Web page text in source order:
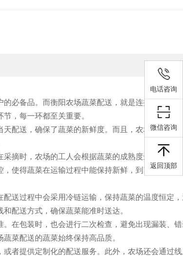
必备品。而衡阳农场蔬菜配送，就是连接农场和
，每一环都至关重要。
配送，确保了蔬菜的新鲜度。而且，农场通常采
摘时，农场的工人会根据蔬菜的成熟度进行选择
使得蔬菜在运输过程中能保持新鲜，到了消费者
送过程中会采用冷链运输，保持蔬菜的温度恒定
配送方式，确保蔬菜能准时送达。
在包装时，也会进行二次检查，避免出现漏装、
菜配送的蔬菜始终保持高品质。
者提供定制化的配送服务。此外，农场还会通过
电话咨询
微信咨询
返回顶部